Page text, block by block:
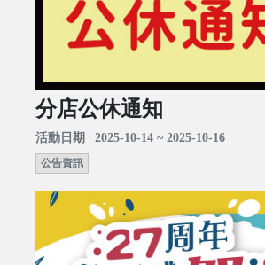
分店公休通知
活動日期 | 2025-10-14 ~ 2025-10-16
公告資訊